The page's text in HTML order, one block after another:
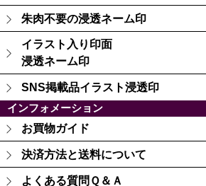
朱肉不要の浸透ネーム印
イラスト入り印面
浸透ネーム印
SNS掲載品イラスト浸透印
インフォメーション
お買物ガイド
決済方法と送料について
よくある質問Ｑ＆Ａ